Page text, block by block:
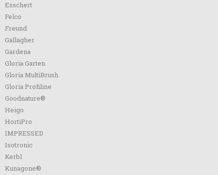
Esschert
Felco
Freund
Gallagher
Gardena
Gloria Garten
Gloria MultiBrush
Gloria Profiline
Goodnature®
Heigo
HortiPro
IMPRESSED
Isotronic
Kerbl
Kunagone®